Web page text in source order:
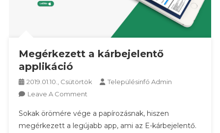
Megérkezett a kárbejelentő
applikáció
2019.01.10., Csütörtök
Településinfó Admin
Leave A Comment
A
Kárbejelentő
Sokak örömére vége a papírozásnak, hiszen
megérkezett a legújabb app, ami az E-kárbejelentő.